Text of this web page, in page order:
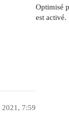
2021, 7:59
Optimisé
est activé.